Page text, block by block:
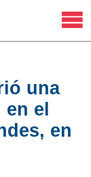
una
el
en